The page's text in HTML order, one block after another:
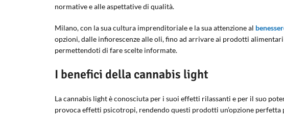
normative e alle aspettative di qualità.
Milano, con la sua cultura imprenditoriale e la sua attenzione al
opzioni, dalle infiorescenze alle oli, fino ad arrivare ai prodotti
permettendoti di fare scelte informate.
I benefici della cannabis light
La cannabis light è conosciuta per i suoi effetti rilassanti e per il suo
provoca effetti psicotropi, rendendo questi prodotti un’opzione perfetta